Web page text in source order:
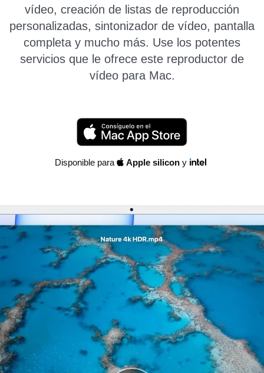
vídeo, creación de listas de reproducción
personalizadas, sintonizador de vídeo, pantalla
completa y mucho más. Use los potentes
servicios que le ofrece este reproductor de
vídeo para Mac.
Disponible para Apple silicon y